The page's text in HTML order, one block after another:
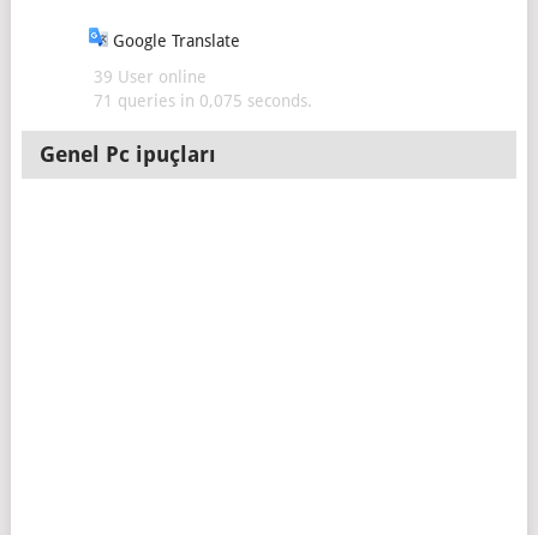
Google Translate
39 User online
71 queries in 0,075 seconds.
Genel Pc ipuçları